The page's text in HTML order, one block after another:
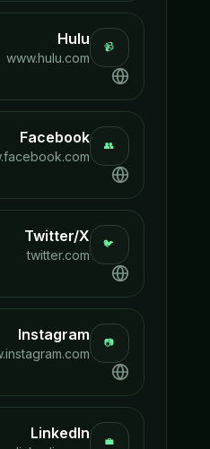
Hulu
www.hulu.com
Facebook
www.facebook.com
Twitter/X
twitter.com
Instagram
www.instagram.com
LinkedIn